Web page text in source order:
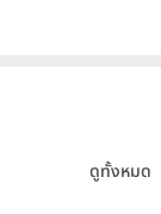
ดูทั้งหมด